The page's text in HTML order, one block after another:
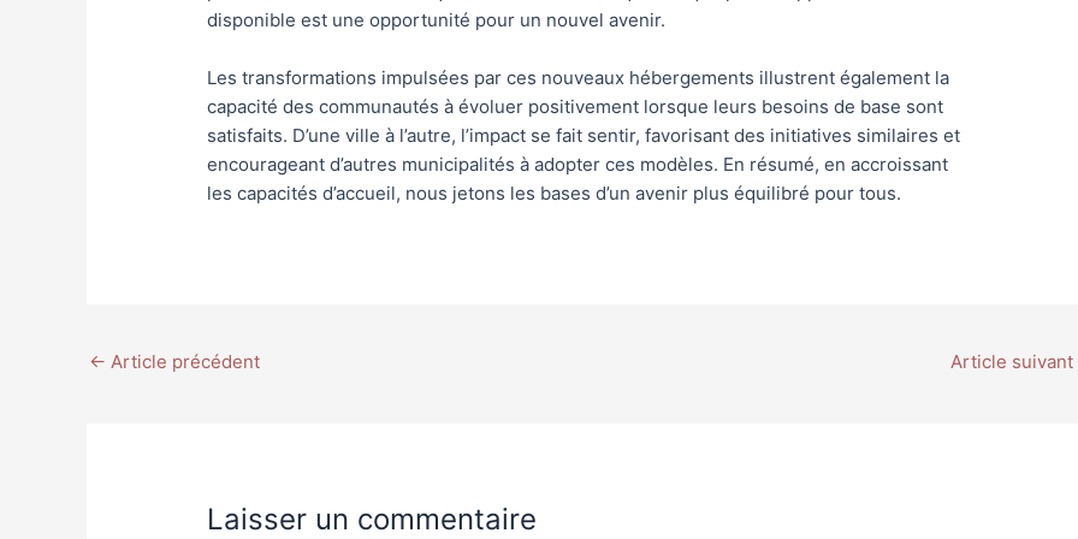
disponible est une opportunité pour un nouvel avenir.
Les transformations impulsées par ces nouveaux hébergements illustrent également la
capacité des communautés à évoluer positivement lorsque leurs besoins de base sont
satisfaits. D’une ville à l’autre, l’impact se fait sentir, favorisant des initiatives similaires et
encourageant d’autres municipalités à adopter ces modèles. En résumé, en accroissant
les capacités d’accueil, nous jetons les bases d’un avenir plus équilibré pour tous.
← Article précédent Article suivant
Laisser un commentaire